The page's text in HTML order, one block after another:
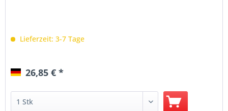
Lieferzeit: 3-7 Tage
26,85 € *